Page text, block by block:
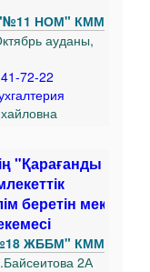
НОМ" КММ
ауданы,
72-22
"Қарағанды
беретін мектебі"
ЖББМ" КММ
2А